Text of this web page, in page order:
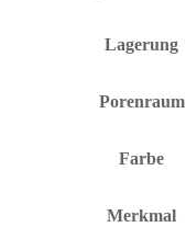
Lagerung
Porenraum
Farbe
Merkmal